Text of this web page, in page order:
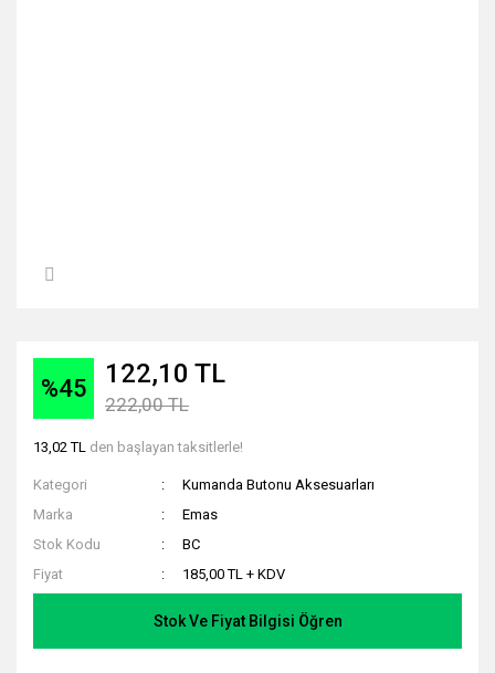
%45 122,10 TL
222,00 TL
13,02 TL den başlayan taksitlerle!
Kategori
Kumanda Butonu Aksesuarları
Marka
Emas
Stok Kodu
BC
Fiyat
185,00 TL + KDV
Stok Ve Fiyat Bilgisi Öğren